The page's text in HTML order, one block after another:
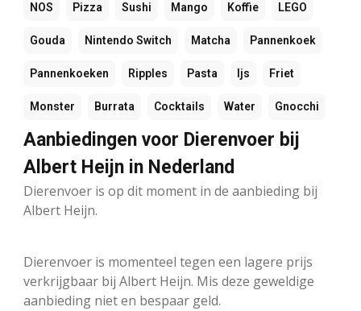
NOS Pizza Sushi Mango Koffie LEGO
Gouda Nintendo Switch Matcha Pannenkoek
Pannenkoeken Ripples Pasta Ijs Friet
Monster Burrata Cocktails Water Gnocchi
Aanbiedingen voor Dierenvoer bij
Albert Heijn in Nederland
Dierenvoer is op dit moment in de aanbieding bij
Albert Heijn.
Dierenvoer is momenteel tegen een lagere prijs
verkrijgbaar bij Albert Heijn. Mis deze geweldige
aanbieding niet en bespaar geld.